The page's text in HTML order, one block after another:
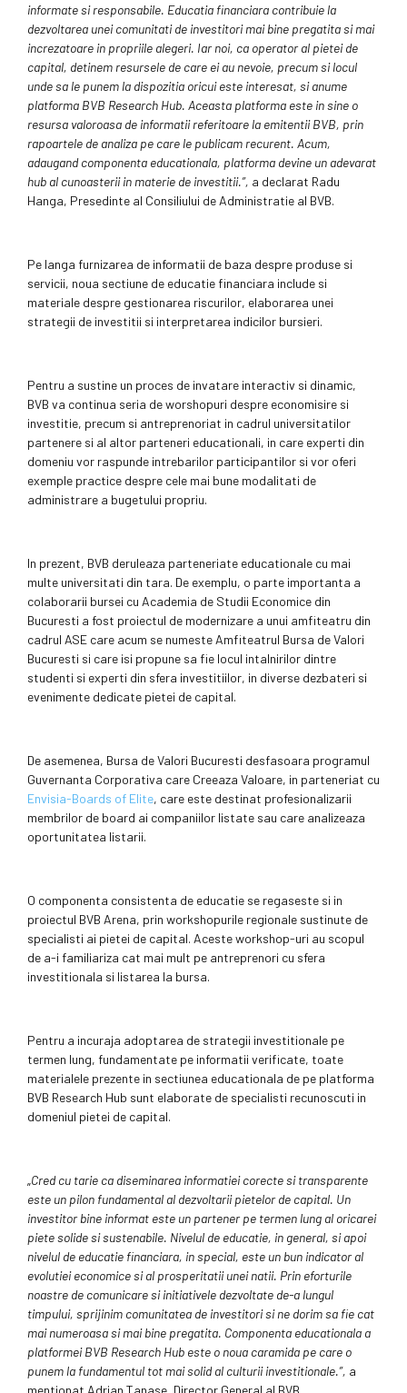
informate si responsabile. Educatia financiara contribuie la
dezvoltarea unei comunitati de investitori mai bine pregatita si mai
increzatoare in propriile alegeri. Iar noi, ca operator al pietei de
capital, detinem resursele de care ei au nevoie, precum si locul
unde sa le punem la dispozitia oricui este interesat, si anume
platforma BVB Research Hub. Aceasta platforma este in sine o
resursa valoroasa de informatii referitoare la emitentii BVB, prin
rapoartele de analiza pe care le publicam recurent. Acum,
adaugand componenta educationala, platforma devine un adevarat
hub al cunoasterii in materie de investitii.”, a declarat Radu
Hanga, Presedinte al Consiliului de Administratie al BVB.
Pe langa furnizarea de informatii de baza despre produse si
servicii, noua sectiune de educatie financiara include si
materiale despre gestionarea riscurilor, elaborarea unei
strategii de investitii si interpretarea indicilor bursieri.
Pentru a sustine un proces de invatare interactiv si dinamic,
BVB va continua seria de worshopuri despre economisire si
investitie, precum si antreprenoriat in cadrul universitatilor
partenere si al altor parteneri educationali, in care experti din
domeniu vor raspunde intrebarilor participantilor si vor oferi
exemple practice despre cele mai bune modalitati de
administrare a bugetului propriu.
In prezent, BVB deruleaza parteneriate educationale cu mai
multe universitati din tara. De exemplu, o parte importanta a
colaborarii bursei cu Academia de Studii Economice din
Bucuresti a fost proiectul de modernizare a unui amfiteatru din
cadrul ASE care acum se numeste Amfiteatrul Bursa de Valori
Bucuresti si care isi propune sa fie locul intalnirilor dintre
studenti si experti din sfera investitiilor, in diverse dezbateri si
evenimente dedicate pietei de capital.
De asemenea, Bursa de Valori Bucuresti desfasoara programul
Guvernanta Corporativa care Creeaza Valoare, in parteneriat cu
Envisia-Boards of Elite, care este destinat profesionalizarii
membrilor de board ai companiilor listate sau care analizeaza
oportunitatea listarii.
O componenta consistenta de educatie se regaseste si in
proiectul BVB Arena, prin workshopurile regionale sustinute de
specialisti ai pietei de capital. Aceste workshop-uri au scopul
de a-i familiariza cat mai mult pe antreprenori cu sfera
investitionala si listarea la bursa.
Pentru a incuraja adoptarea de strategii investitionale pe
termen lung, fundamentate pe informatii verificate, toate
materialele prezente in sectiunea educationala de pe platforma
BVB Research Hub sunt elaborate de specialisti recunoscuti in
domeniul pietei de capital.
„Cred cu tarie ca diseminarea informatiei corecte si transparente
este un pilon fundamental al dezvoltarii pietelor de capital. Un
investitor bine informat este un partener pe termen lung al oricarei
piete solide si sustenabile. Nivelul de educatie, in general, si apoi
nivelul de educatie financiara, in special, este un bun indicator al
evolutiei economice si al prosperitatii unei natii. Prin eforturile
noastre de comunicare si initiativele dezvoltate de-a lungul
timpului, sprijinim comunitatea de investitori si ne dorim sa fie cat
mai numeroasa si mai bine pregatita. Componenta educationala a
platformei BVB Research Hub este o noua caramida pe care o
punem la fundamentul tot mai solid al culturii investitionale.”, a